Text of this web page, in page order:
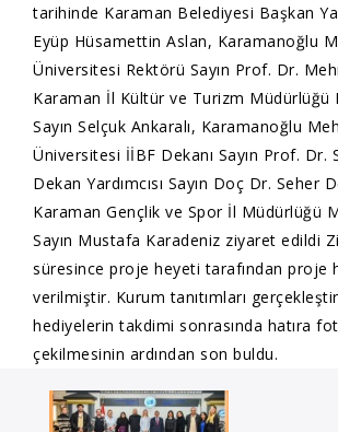
tarihinde Karaman Belediyesi Başkan
Eyüp Hüsamettin Aslan, Karamanoğlu
Üniversitesi Rektörü Sayın Prof. Dr.
Karaman İl Kültür ve Turizm Müdürlüğü
Sayın Selçuk Ankaralı, Karamanoğlu
Üniversitesi İİBF Dekanı Sayın Prof. Dr.
Dekan Yardımcısı Sayın Doç Dr. Seher
Karaman Gençlik ve Spor İl Müdürlüğü
Sayın Mustafa Karadeniz ziyaret edildi
süresince proje heyeti tarafından proje
verilmiştir. Kurum tanıtımları
hediyelerin takdimi sonrasında hatıra
çekilmesinin ardından son buldu.